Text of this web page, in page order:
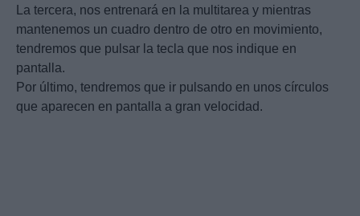
La tercera, nos entrenará en la multitarea y mientras
mantenemos un cuadro dentro de otro en movimiento,
tendremos que pulsar la tecla que nos indique en
pantalla.
Por último, tendremos que ir pulsando en unos círculos
que aparecen en pantalla a gran velocidad.